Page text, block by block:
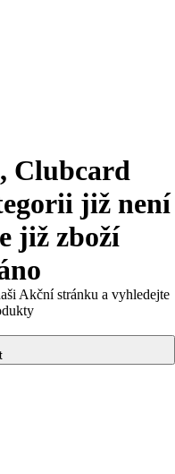
Clubcard
již není
již zboží
Akční stránku a vyhledejte